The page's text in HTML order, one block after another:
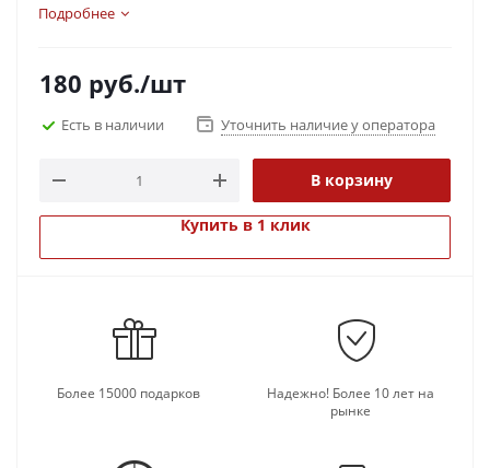
Подробнее
180 руб./шт
Есть в наличии Уточнить наличие у оператора
В корзину
Купить в 1 клик
Более 15000 подарков
Надежно! Более 10 лет на
рынке